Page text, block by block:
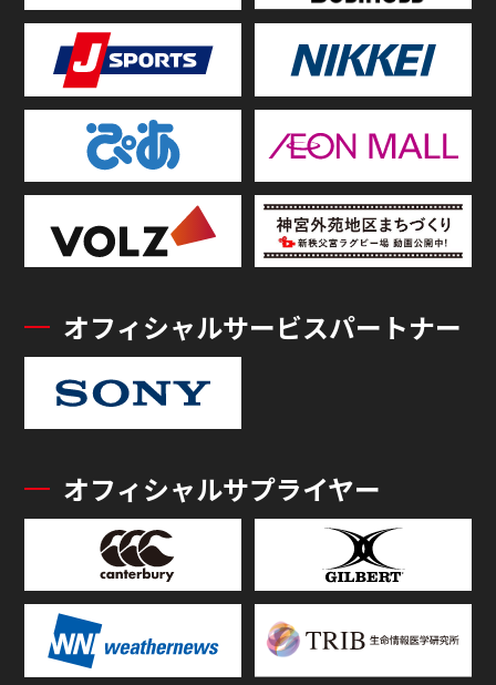
オフィシャルサービスパートナー
オフィシャルサプライヤー